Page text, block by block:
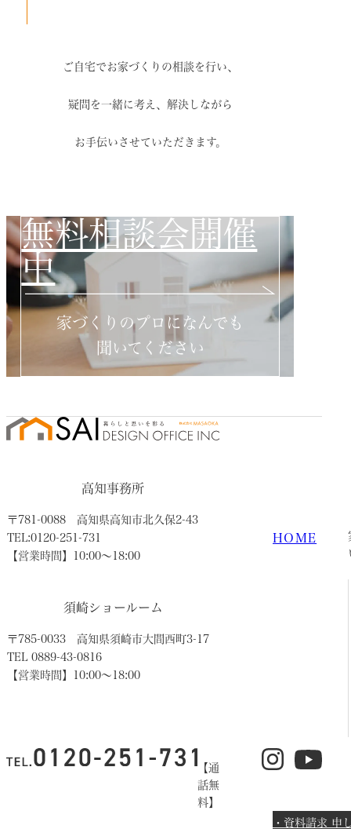
ご自宅でお家づくりの相談を行い、
疑問を一緒に考え、解決しながら
お手伝いさせていただきます。
無料相談会開催
中
家づくりのプロになんでも
聞いてください
高知事務所
〒781-0088 高知県高知市北久保2-43
TEL:0120-251-731
【営業時間】10:00〜18:00
須崎ショールーム
〒785-0033 高知県須崎市大間西町3-17
TEL 0889-43-0816
【営業時間】10:00〜18:00
【通
話無
料】
HOME
・資料請求 申